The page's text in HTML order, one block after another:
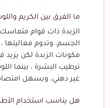
ما الفرق بين الكريم
الزبدة ذات قوام
الجسم، وتدوم فعاليتها
مكونات الزبدة لكن
ترطيب البشرة ، بينما
غير دهني، ويسهل
هل يناسب استخدام